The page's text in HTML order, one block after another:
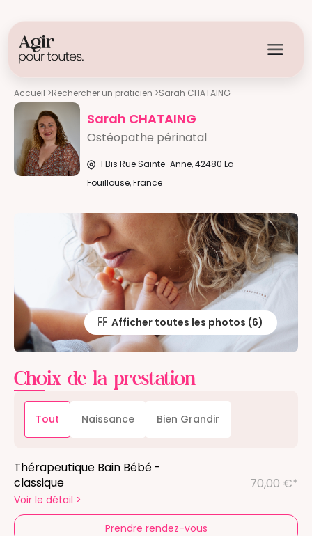
Accueil >Rechercher un praticien >Sarah CHATAING
Sarah CHATAING
Ostéopathe périnatal
1 Bis Rue Sainte-Anne, 42480 La
Fouillouse, France
Afficher toutes les photos
Choix de la prestation
Tout Naissance Bien Grandir
Thérapeutique Bain Bébé -
classique
Voir le détail >
70,00 €*
Prendre rendez-vous